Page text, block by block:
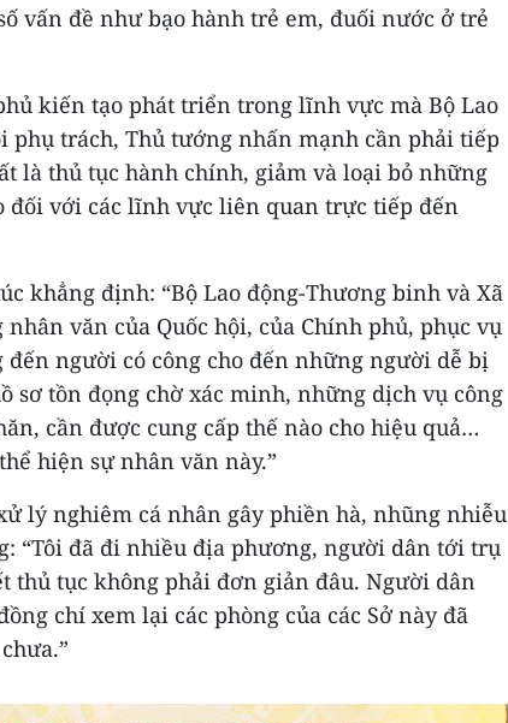
vấn đề như bạo hành trẻ em, đuối nước ở trẻ
kiến tạo phát triển trong lĩnh vực mà Bộ Lao
phụ trách, Thủ tướng nhấn mạnh cần phải tiếp
là thủ tục hành chính, giảm và loại bỏ những
đối với các lĩnh vực liên quan trực tiếp đến
khẳng định: “Bộ Lao động-Thương binh và Xã
văn của Quốc hội, của Chính phủ, phục vụ
người có công cho đến những người dễ bị
sơ tồn đọng chờ xác minh, những dịch vụ công
cần được cung cấp thế nào cho hiệu quả…
hiện sự nhân văn này.”
lý nghiêm cá nhân gây phiền hà, nhũng nhiễu
“Tôi đã đi nhiều địa phương, người dân tới trụ
thủ tục không phải đơn giản đâu. Người dân
chí xem lại các phòng của các Sở này đã